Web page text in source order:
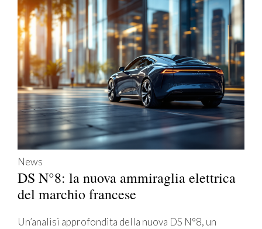
News
DS N°8: la nuova ammiraglia elettrica
del marchio francese
Un’analisi approfondita della nuova DS N°8, un